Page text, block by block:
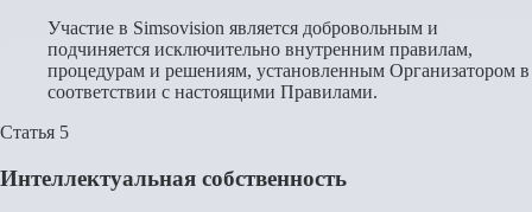
Участие в Simsovision является добровольным и
подчиняется исключительно внутренним правилам,
процедурам и решениям, установленным Организатором в
соответствии с настоящими Правилами.
Статья 5
Интеллектуальная собственность